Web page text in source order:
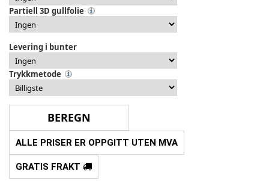
Partiell 3D gullfolie
Levering i bunter
Trykkmetode
ALLE PRISER ER OPPGITT UTEN MVA
GRATIS FRAKT